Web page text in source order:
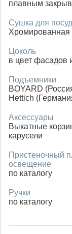
плавным
Сушка для
Хромированная
Цоколь
в цвет фасадов
Подъемники
BOYARD
Hettich
Аксессуары
Выкатные
карусели
Пристеночный
освещение
по каталогу
Ручки
по каталогу